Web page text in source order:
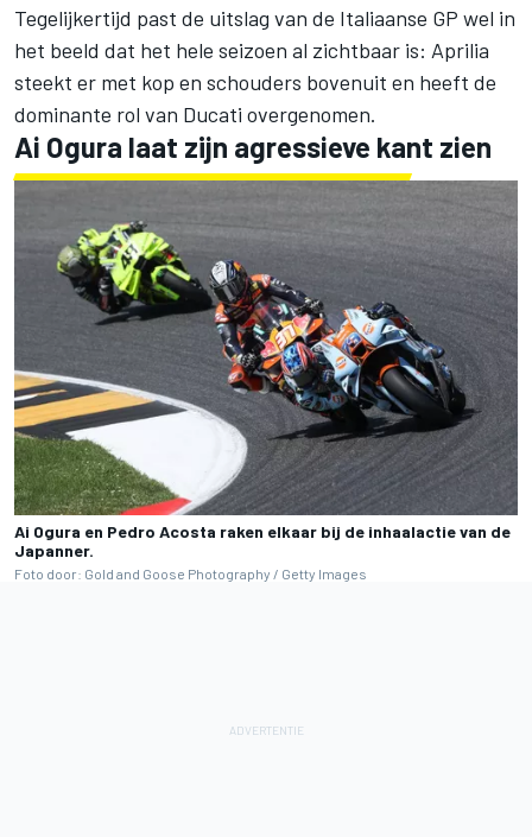
Tegelijkertijd past de uitslag van de Italiaanse GP wel in
het beeld dat het hele seizoen al zichtbaar is: Aprilia
steekt er met kop en schouders bovenuit en heeft de
dominante rol van Ducati overgenomen.
Ai Ogura laat zijn agressieve kant zien
Ai Ogura en Pedro Acosta raken elkaar bij de inhaalactie van de
Japanner.
Foto door: Gold and Goose Photography / Getty Images